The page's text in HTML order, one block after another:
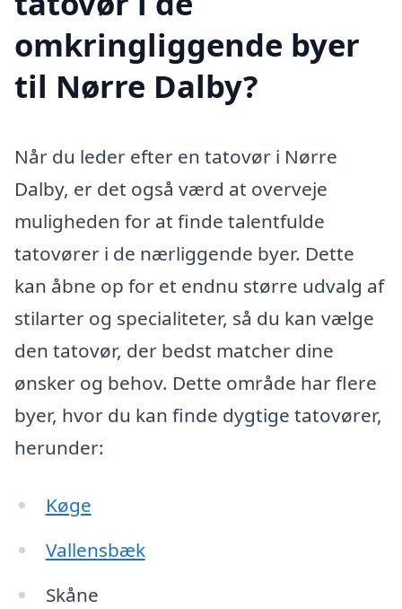
omkringliggende byer
til Nørre Dalby?
Når du leder efter en tatovør i Nørre
Dalby, er det også værd at overveje
muligheden for at finde talentfulde
tatovører i de nærliggende byer. Dette
kan åbne op for et endnu større udvalg af
stilarter og specialiteter, så du kan vælge
den tatovør, der bedst matcher dine
ønsker og behov. Dette område har flere
byer, hvor du kan finde dygtige tatovører,
herunder:
Køge
Vallensbæk
Skåne